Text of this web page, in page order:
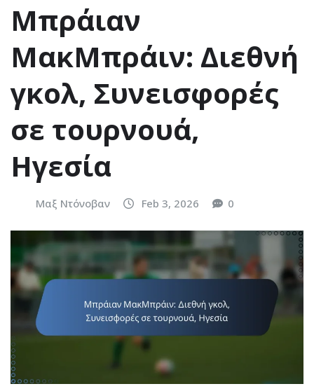
Μπράιαν
ΜακΜπράιν: Διεθνή
γκολ, Συνεισφορές
σε τουρνουά,
Ηγεσία
Μαξ Ντόνοβαν Feb 3, 2026 0